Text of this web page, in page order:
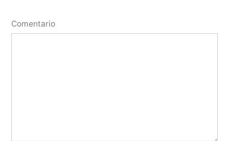
Comentario